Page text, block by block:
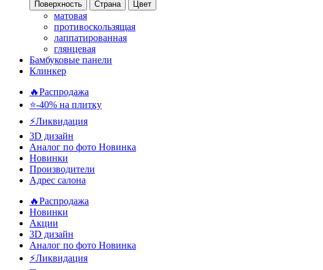
Поверхность
Страна Цвет
матовая
противоскользящая
лаппатированная
глянцевая
Бамбуковые панели
Клинкер
🔥Распродажа
⭐-40% на плитку
⚡️Ликвидация
3D дизайн
Аналог по фото Новинка
Новинки
Производители
Адрес салона
🔥Распродажа
Новинки
Акции
3D дизайн
Аналог по фото Новинка
⚡Ликвидация